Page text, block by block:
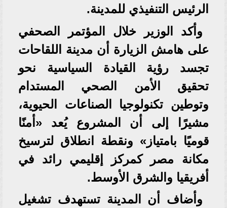
الرئيس التنفيذي للمدينة.
وأكد الوزير خلال المؤتمر الصحفي
على هامش الزيارة أن مدينة اللقاحات
تجسد رؤية القيادة السياسية نحو
تحقيق الأمن الصحي المستدام
وتوطين تكنولوجيا الصناعات الحيوية،
مشيرًا إلى أن المشروع يُعد «أمنًا
قوميًا بامتياز» ونقطة انطلاق لترسيخ
مكانة مصر كمركز إقليمي رائد في
أفريقيا والشرق الأوسط.
وأضاف أن المدينة تستهدف تشغيل